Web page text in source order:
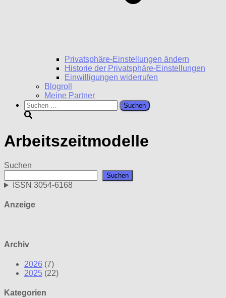
Privatsphäre-Einstellungen ändern
Historie der Privatsphäre-Einstellungen
Einwilligungen widerrufen
Blogroll
Meine Partner
Suchen
nach:
Arbeitszeitmodelle
Suchen
Suchen
ISSN 3054-6168
Anzeige
Archiv
2026 (7)
2025 (22)
Kategorien